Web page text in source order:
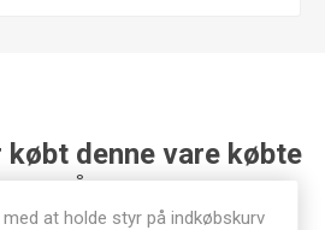
købt denne vare købte
også
at holde styr på indkøbskurv